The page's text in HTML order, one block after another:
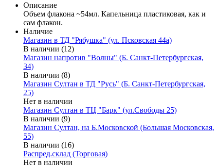
Описание
Объем флакона ~54мл. Капельница пластиковая, как и
сам флакон.
Наличие
Магазин в ТД "Рябушка" (ул. Псковская 44а)
В наличии (12)
Магазин напротив "Волны" (Б. Санкт-Петербургская,
34)
В наличии (8)
Магазин Султан в ТД "Русь" (Б. Санкт-Петербургская,
25)
Нет в наличии
Магазин Султан в ТЦ "Барк" (ул.Свободы 25)
В наличии (9)
Магазин Султан, на Б.Московской (Большая Московская,
55)
В наличии (16)
Распред.склад (Торговая)
Нет в наличии